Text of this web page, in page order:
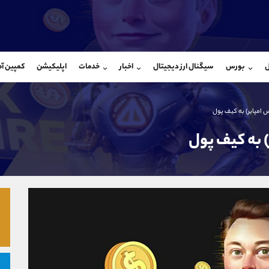
بورس سیگنال ارز دیجیتال اخبار خدمات اپلیکیشن کمپین
امپایر) به کیف پول
به کیف پول
شروع گفتگو
@Armteam_admin_33
واتساپ شروع
تلگرام